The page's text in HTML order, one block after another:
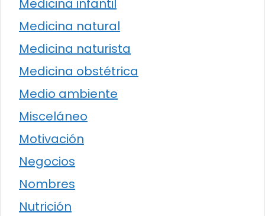
Medicina infantil
Medicina natural
Medicina naturista
Medicina obstétrica
Medio ambiente
Misceláneo
Motivación
Negocios
Nombres
Nutrición